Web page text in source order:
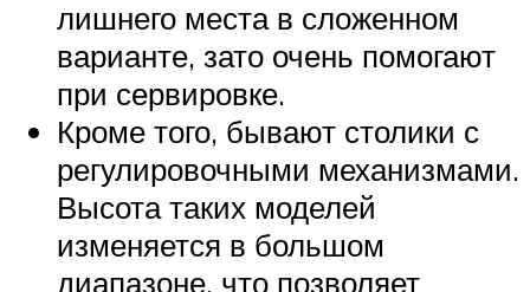
лишнего места в сложенном
варианте, зато очень помогают
при сервировке.
Кроме того, бывают столики с
регулировочными механизмами.
Высота таких моделей
изменяется в большом
диапазоне, что позволяет